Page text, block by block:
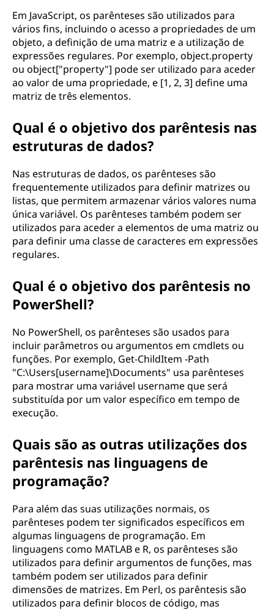
Em JavaScript, os parênteses são utilizados para
vários fins, incluindo o acesso a propriedades de um
objeto, a definição de uma matriz e a utilização de
expressões regulares. Por exemplo, object.property
ou object["property"] pode ser utilizado para aceder
ao valor de uma propriedade, e [1, 2, 3] define uma
matriz de três elementos.
Qual é o objetivo dos parêntesis nas
estruturas de dados?
Nas estruturas de dados, os parênteses são
frequentemente utilizados para definir matrizes ou
listas, que permitem armazenar vários valores numa
única variável. Os parênteses também podem ser
utilizados para aceder a elementos de uma matriz ou
para definir uma classe de caracteres em expressões
regulares.
Qual é o objetivo dos parêntesis no
PowerShell?
No PowerShell, os parênteses são usados para
incluir parâmetros ou argumentos em cmdlets ou
funções. Por exemplo, Get-ChildItem -Path
"C:\Users[username]\Documents" usa parênteses
para mostrar uma variável username que será
substituída por um valor específico em tempo de
execução.
Quais são as outras utilizações dos
parêntesis nas linguagens de
programação?
Para além das suas utilizações normais, os
parênteses podem ter significados específicos em
algumas linguagens de programação. Em
linguagens como MATLAB e R, os parênteses são
utilizados para definir argumentos de funções, mas
também podem ser utilizados para definir
dimensões de matrizes. Em Perl, os parêntesis são
utilizados para definir blocos de código, mas